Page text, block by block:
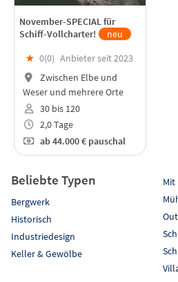
November-SPECIAL für
Schiff-Vollcharter!
neu
★ 0(0) Anbieter seit 2023
Zwischen Elbe und
Weser und mehrere Orte
30 bis 120
2,0 Tage
ab44.000 € pauschal
Beliebte Typen
Bergwerk
Historisch
Industriedesign
Keller & Gewölbe
Mit